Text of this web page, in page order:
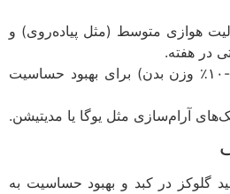
هوازی متوسط (مثل پیاده‌روی) و
هفته.
وزن (۵-۱۰٪ وزن بدن) برای بهبود حساسیت
آرام‌سازی مثل یوگا یا مدیتیشن.
در کبد و بهبود حساسیت به